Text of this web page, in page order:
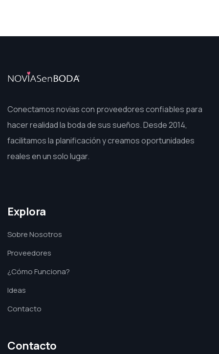
Conectamos novias con proveedores confiables para
hacer realidad la boda de sus sueños. Desde 2014,
facilitamos la planificación y creamos oportunidades
reales en un solo lugar.
Explora
Sobre Nosotros
Proveedores
¿Cómo Funciona?
Ideas
Contacto
Contacto